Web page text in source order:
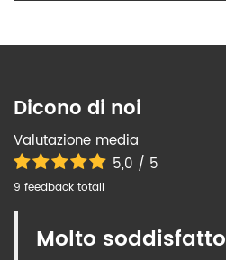
Dicono di noi
Valutazione media
5,0 / 5
9 feedback totali
Molto soddisfatto